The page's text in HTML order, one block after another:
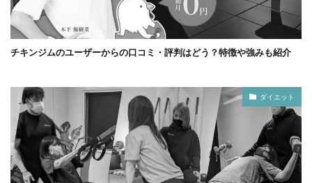
チキンジムのユーザーからの口コミ・評判はどう？特徴や強みも紹介
ダイエット